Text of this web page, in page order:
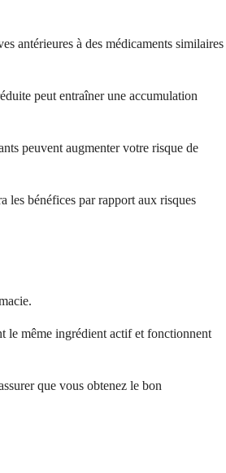
antérieures à des médicaments similaires
peut entraîner une accumulation
peuvent augmenter votre risque de
les bénéfices par rapport aux risques
le même ingrédient actif et fonctionnent
que vous obtenez le bon